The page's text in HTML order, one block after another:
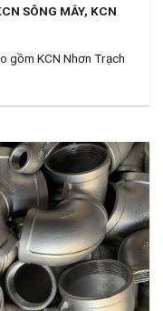
SÔNG MÂY, KCN
gồm KCN Nhơn Trạch